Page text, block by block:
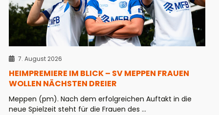
7. August 2026
HEIMPREMIERE IM BLICK – SV MEPPEN FRAUEN
WOLLEN NÄCHSTEN DREIER
Meppen (pm). Nach dem erfolgreichen Auftakt in die
neue Spielzeit steht für die Frauen des ...